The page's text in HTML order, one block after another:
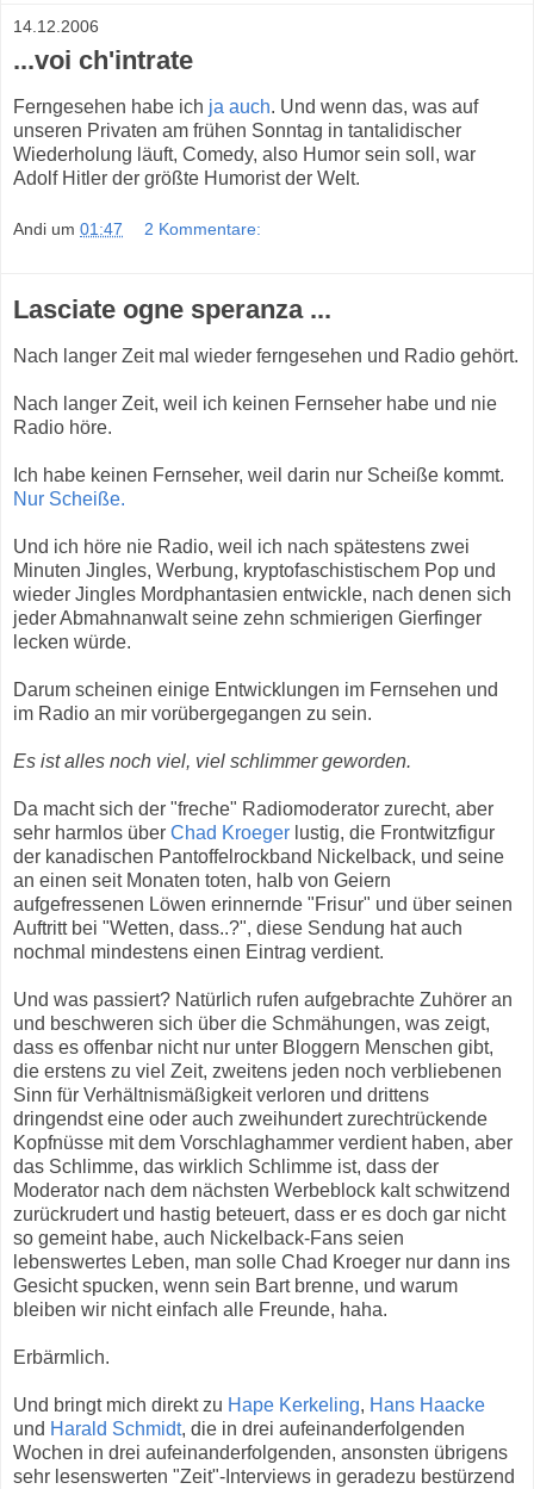
14.12.2006
...voi ch'intrate
Ferngesehen habe ich ja auch. Und wenn das, was auf
unseren Privaten am frühen Sonntag in tantalidischer
Wiederholung läuft, Comedy, also Humor sein soll, war
Adolf Hitler der größte Humorist der Welt.
Andi um 01:47 2 Kommentare:
Lasciate ogne speranza ...
Nach langer Zeit mal wieder ferngesehen und Radio gehört.
Nach langer Zeit, weil ich keinen Fernseher habe und nie
Radio höre.
Ich habe keinen Fernseher, weil darin nur Scheiße kommt.
Nur Scheiße.
Und ich höre nie Radio, weil ich nach spätestens zwei
Minuten Jingles, Werbung, kryptofaschistischem Pop und
wieder Jingles Mordphantasien entwickle, nach denen sich
jeder Abmahnanwalt seine zehn schmierigen Gierfinger
lecken würde.
Darum scheinen einige Entwicklungen im Fernsehen und
im Radio an mir vorübergegangen zu sein.
Es ist alles noch viel, viel schlimmer geworden.
Da macht sich der "freche" Radiomoderator zurecht, aber
sehr harmlos über Chad Kroeger lustig, die Frontwitzfigur
der kanadischen Pantoffelrockband Nickelback, und seine
an einen seit Monaten toten, halb von Geiern
aufgefressenen Löwen erinnernde "Frisur" und über seinen
Auftritt bei "Wetten, dass..?", diese Sendung hat auch
nochmal mindestens einen Eintrag verdient.
Und was passiert? Natürlich rufen aufgebrachte Zuhörer an
und beschweren sich über die Schmähungen, was zeigt,
dass es offenbar nicht nur unter Bloggern Menschen gibt,
die erstens zu viel Zeit, zweitens jeden noch verbliebenen
Sinn für Verhältnismäßigkeit verloren und drittens
dringendst eine oder auch zweihundert zurechtrückende
Kopfnüsse mit dem Vorschlaghammer verdient haben, aber
das Schlimme, das wirklich Schlimme ist, dass der
Moderator nach dem nächsten Werbeblock kalt schwitzend
zurückrudert und hastig beteuert, dass er es doch gar nicht
so gemeint habe, auch Nickelback-Fans seien
lebenswertes Leben, man solle Chad Kroeger nur dann ins
Gesicht spucken, wenn sein Bart brenne, und warum
bleiben wir nicht einfach alle Freunde, haha.
Erbärmlich.
Und bringt mich direkt zu Hape Kerkeling, Hans Haacke
und Harald Schmidt, die in drei aufeinanderfolgenden
Wochen in drei aufeinanderfolgenden, ansonsten übrigens
sehr lesenswerten "Zeit"-Interviews in geradezu bestürzend